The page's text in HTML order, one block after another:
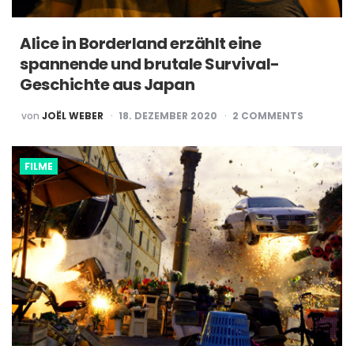
Alice in Borderland erzählt eine
spannende und brutale Survival-
Geschichte aus Japan
POSTED
BY
von JOËL WEBER 18. DEZEMBER 2020 2 COMMENTS
FILME